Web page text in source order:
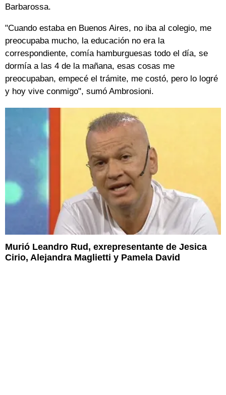
Barbarossa.
"Cuando estaba en Buenos Aires, no iba al colegio, me
preocupaba mucho, la educación no era la
correspondiente, comía hamburguesas todo el día, se
dormía a las 4 de la mañana, esas cosas me
preocupaban, empecé el trámite, me costó, pero lo logré
y hoy vive conmigo", sumó Ambrosioni.
Murió Leandro Rud, exrepresentante de Jesica
Cirio, Alejandra Maglietti y Pamela David